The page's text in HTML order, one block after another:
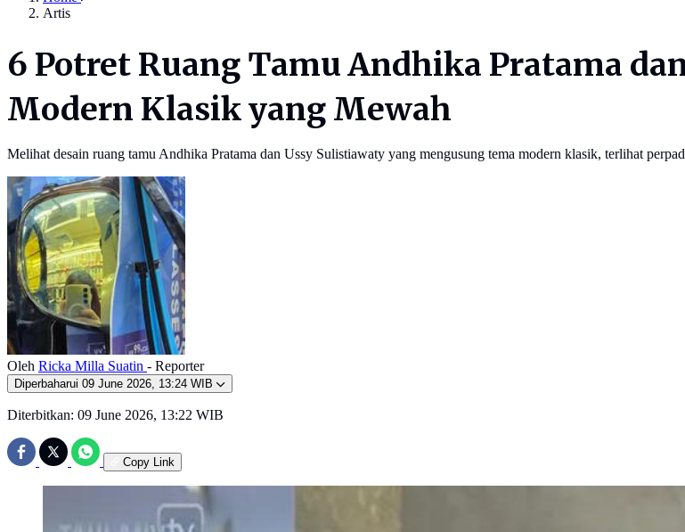
Artis
6 Potret Ruang Tamu Andhika Pratama
Modern Klasik yang Mewah
Melihat desain ruang tamu Andhika Pratama dan Ussy Sulistiawaty yang mengusung tema modern klasik, terlihat
Oleh Ricka Milla Suatin - Reporter
Diperbaharui 09 June 2026, 13:24 WIB
Diterbitkan: 09 June 2026, 13:22 WIB
Copy Link